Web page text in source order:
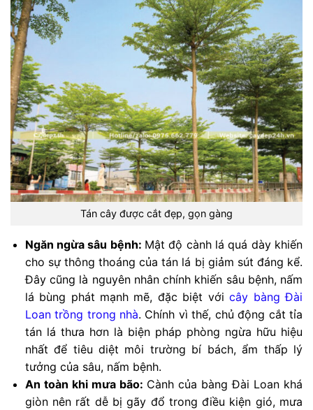
Tán cây được cắt đẹp, gọn gàng
Ngăn ngừa sâu bệnh: Mật độ cành lá quá dày khiến
cho sự thông thoáng của tán lá bị giảm sút đáng kể.
Đây cũng là nguyên nhân chính khiến sâu bệnh, nấm
lá bùng phát mạnh mẽ, đặc biệt vớicây bàng Đài
Loan trồng trong nhà. Chính vì thế, chủ động cắt tỉa
tán lá thưa hơn là biện pháp phòng ngừa hữu hiệu
nhất để tiêu diệt môi trường bí bách, ẩm thấp lý
tưởng của sâu, nấm bệnh.
An toàn khi mưa bão: Cành của bàng Đài Loan khá
giòn nên rất dễ bị gãy đổ trong điều kiện gió, mưa